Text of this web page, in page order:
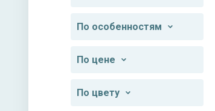
По особенностям
По цене
По цвету